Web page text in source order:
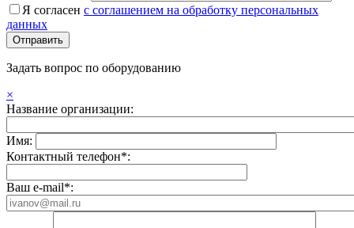
Я согласен с соглашением на обработку персональных
данных
Задать вопрос по оборудованию
×
Название организации:
Имя:
Контактный телефон*:
Ваш e-mail*: